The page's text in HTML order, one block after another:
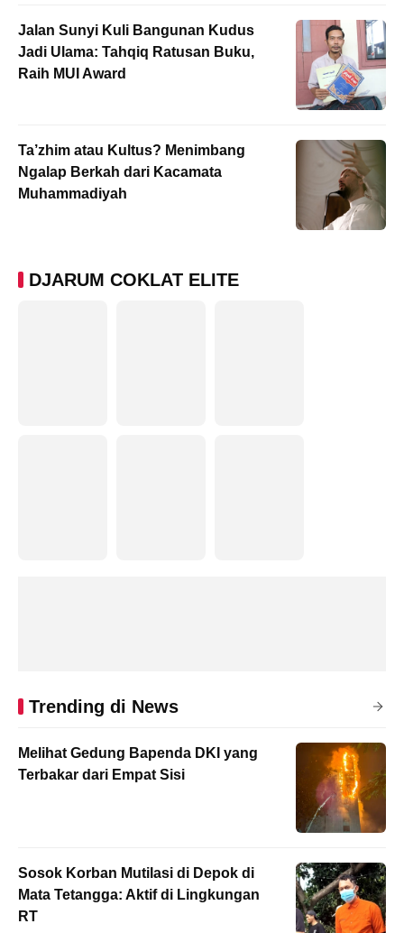
Jalan Sunyi Kuli Bangunan Kudus
Jadi Ulama: Tahqiq Ratusan Buku,
Raih MUI Award
Ta’zhim atau Kultus? Menimbang
Ngalap Berkah dari Kacamata
Muhammadiyah
DJARUM COKLAT ELITE
Trending di News
Melihat Gedung Bapenda DKI yang
Terbakar dari Empat Sisi
Sosok Korban Mutilasi di Depok di
Mata Tetangga: Aktif di Lingkungan
RT